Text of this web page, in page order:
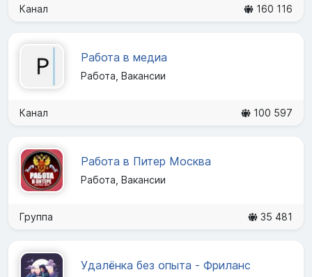
Канал 160 116
Работа в медиа
Работа, Вакансии
Канал 100 597
Работа в Питер Москва
Работа, Вакансии
Группа 35 481
Удалёнка без опыта - Фриланс